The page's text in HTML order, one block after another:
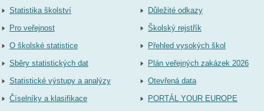
Statistika školství
Pro veřejnost
O školské statistice
Sběry statistických dat
Statistické výstupy a analýzy
Číselníky a klasifikace
Důležité odkazy
Školský rejstřík
Přehled vysokých škol
Plán veřejných zakázek 2026
Otevřená data
PORTÁL YOUR EUROPE